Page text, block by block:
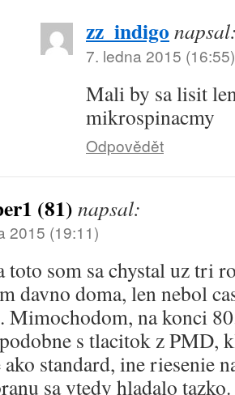
zz_indigo
7. ledna 2015 (16:55)
Mali by sa lisit
mikrospinacmy
Odpovědět
(81) napsal:
2015 (19:11)
toto som sa chystal uz tri
davno doma, len nebol
Mimochodom, na konci
s tlacitok z PMD,
standard, ine riesenie
sa vtedy hladalo